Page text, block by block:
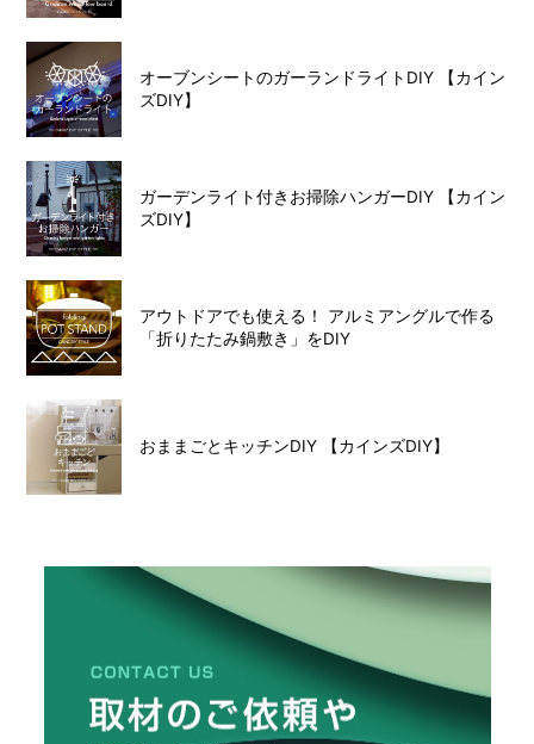
オーブンシートのガーランドライトDIY 【カイン
ズDIY】
ガーデンライト付きお掃除ハンガーDIY 【カイン
ズDIY】
アウトドアでも使える！ アルミアングルで作る
「折りたたみ鍋敷き」をDIY
おままごとキッチンDIY 【カインズDIY】